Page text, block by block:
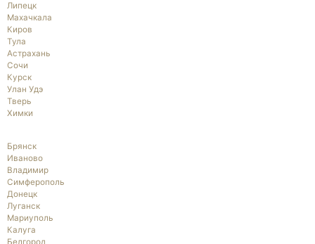
Липецк
Махачкала
Киров
Тула
Астрахань
Сочи
Курск
Улан Удэ
Тверь
Химки
Брянск
Иваново
Владимир
Симферополь
Донецк
Луганск
Мариуполь
Калуга
Белгород